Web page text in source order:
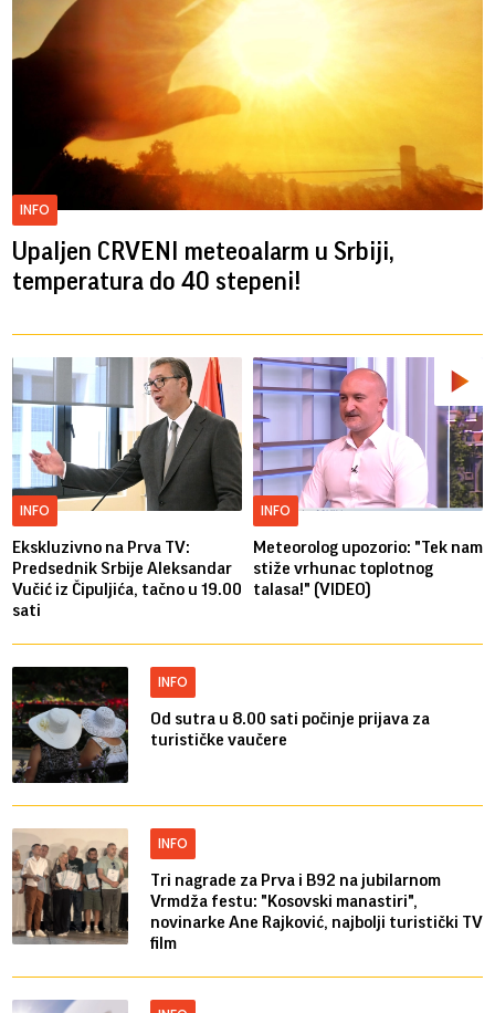
INFO
Upaljen CRVENI meteoalarm u Srbiji,
temperatura do 40 stepeni!
INFO
Ekskluzivno na Prva TV:
Predsednik Srbije Aleksandar
Vučić iz Čipuljića, tačno u 19.00
sati
INFO
Meteorolog upozorio: "Tek nam
stiže vrhunac toplotnog
talasa!" (VIDEO)
INFO
Od sutra u 8.00 sati počinje prijava za
turističke vaučere
INFO
Tri nagrade za Prva i B92 na jubilarnom
Vrmdža festu: "Kosovski manastiri",
novinarke Ane Rajković, najbolji turistički TV
film